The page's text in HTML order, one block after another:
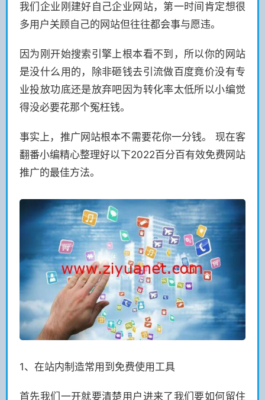
我们企业刚建好自己企业网站，第一时间肯定想很
多用户关顾自己的网站但往往都会事与愿违。
因为刚开始搜索引擎上根本看不到，所以你的网站
是没什么用的，除非砸钱去引流做百度竟价没有专
业投放功底还是放弃吧因为转化率太低所以小编觉
得没必要花那个冤枉钱。
事实上，推广网站根本不需要花你一分钱。 现在客
翻番小编精心整理好以下2022百分百有效免费网站
推广的最佳方法。
1、在站内制造常用到免费使用工具
首先我们一开就要清楚用户进来了我们要如何留住